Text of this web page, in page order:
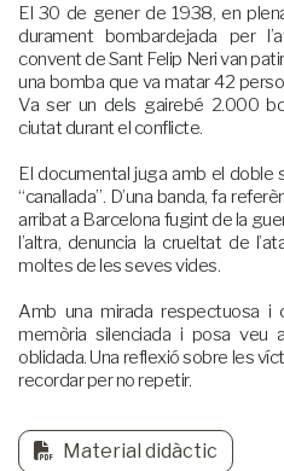
El 30 de gener de 1938, en
durament bombardejada per
convent de Sant Felip Neri van
una bomba que va matar 42
Va ser un dels gairebé 2.000
ciutat durant el conflicte.
El documental juga amb el doble
“canallada”. D’una banda, fa
arribat a Barcelona fugint de la
l’altra, denuncia la crueltat de
moltes de les seves vides.
Amb una mirada respectuosa i
memòria silenciada i posa veu
oblidada. Una reflexió sobre les
recordar per no repetir.
Material didàctic